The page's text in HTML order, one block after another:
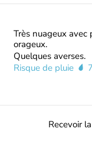
Très nuageux avec
orageux.
Quelques averses.
Risque de pluie
Recevoir